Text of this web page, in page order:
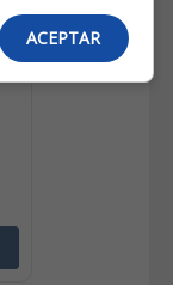
ACEPTAR